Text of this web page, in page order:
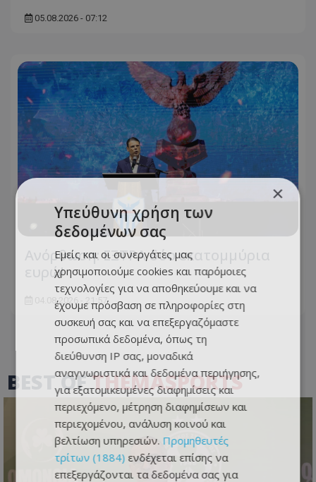
05.08.2026 - 07:12
Ανόρθωση: ΕΞΤΡΑ δύο εκατομμύρια
ευρώ!
04.08.2026 - 21:57
BEST OFTHEMASPORTS
×
Υπεύθυνη χρήση των
δεδομένων σας
Εμείς και οι συνεργάτες μας
χρησιμοποιούμε cookies και παρόμοιες
τεχνολογίες για να αποθηκεύουμε και να
έχουμε πρόσβαση σε πληροφορίες στη
συσκευή σας και να επεξεργαζόμαστε
προσωπικά δεδομένα, όπως τη
διεύθυνση IP σας, μοναδικά
αναγνωριστικά και δεδομένα περιήγησης,
για εξατομικευμένες διαφημίσεις και
περιεχόμενο, μέτρηση διαφημίσεων και
περιεχομένου, ανάλυση κοινού και
βελτίωση υπηρεσιών. Προμηθευτές
τρίτων (1884) ενδέχεται επίσης να
επεξεργάζονται τα δεδομένα σας για